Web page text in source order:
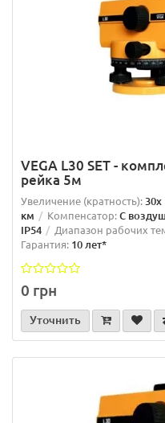
VEGA L30 SET -
рейка 5м
Увеличение (кратность): 30x
км
Компенсатор:С
IP54 Диапазон рабочих
Гарантия: 10 лет*
0 грн
Уточнить